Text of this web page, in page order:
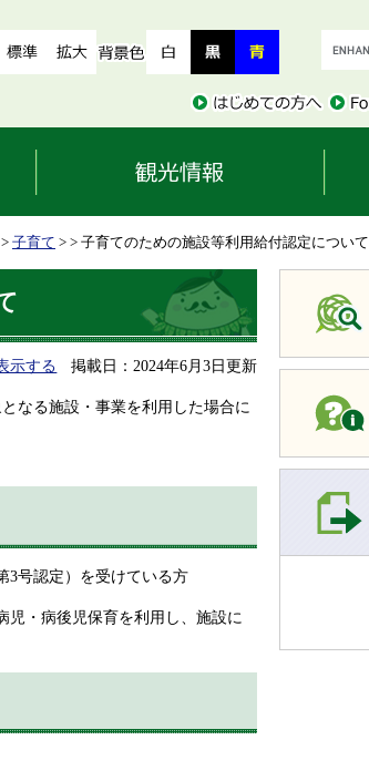
> 子育て > > 子育てのための施設等利用給付認定について
示する 掲載日：2024年6月3日更新
なる施設・事業を利用した場合に
3号認定）を受けている方
児・病後児保育を利用し、施設に